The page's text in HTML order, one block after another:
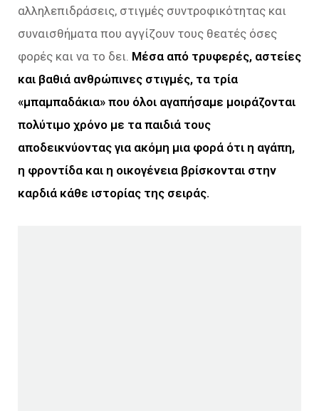
αλληλεπιδράσεις, στιγμές συντροφικότητας και
συναισθήματα που αγγίζουν τους θεατές όσες
φορές και να το δει. Μέσα από τρυφερές, αστείες
και βαθιά ανθρώπινες στιγμές, τα τρία
«μπαμπαδάκια» που όλοι αγαπήσαμε μοιράζονται
πολύτιμο χρόνο με τα παιδιά τους
αποδεικνύοντας για ακόμη μια φορά ότι η αγάπη,
η φροντίδα και η οικογένεια βρίσκονται στην
καρδιά κάθε ιστορίας της σειράς.